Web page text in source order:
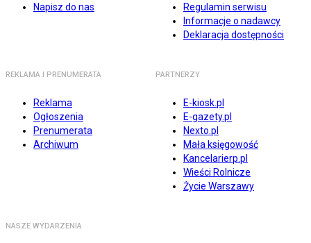
Napisz do nas
Regulamin serwisu
Informacje o nadawcy
Deklaracja dostępności
REKLAMA I PRENUMERATA
Reklama
Ogłoszenia
Prenumerata
Archiwum
PARTNERZY
E-kiosk.pl
E-gazety.pl
Nexto.pl
Mała księgowość
Kancelarierp.pl
Wieści Rolnicze
Życie Warszawy
NASZE WYDARZENIA